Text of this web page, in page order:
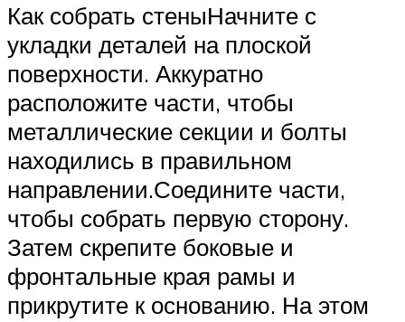
Как собрать стеныНачните с
укладки деталей на плоской
поверхности. Аккуратно
расположите части, чтобы
металлические секции и болты
находились в правильном
направлении.Соедините части,
чтобы собрать первую сторону.
Затем скрепите боковые и
фронтальные края рамы и
прикрутите к основанию. На этом